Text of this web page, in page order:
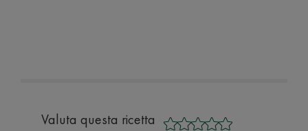
Valuta questa ricetta